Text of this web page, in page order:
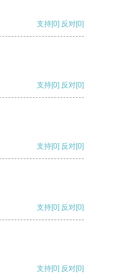
支持[0] 反对[0]
支持[0] 反对[0]
支持[0] 反对[0]
支持[0] 反对[0]
支持[0] 反对[0]